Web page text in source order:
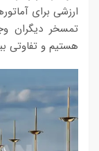
ارزشی برای
تمسخر دیگران
هستیم و تفاوتی